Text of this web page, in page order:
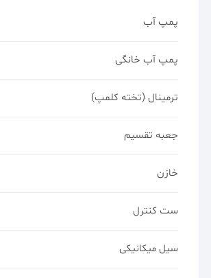
پمپ آب
پمپ آب خانگی
ترمینال (تخته کلمپ)
جعبه تقسیم
خازن
ست کنترل
سیل میکانیکی